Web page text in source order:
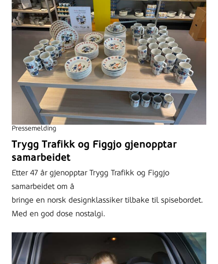
Pressemelding
Trygg Trafikk og Figgjo gjenopptar
samarbeidet
Etter 47 år gjenopptar Trygg Trafikk og Figgjo
samarbeidet om å
bringe en norsk designklassiker tilbake til spisebordet.
Med en god dose nostalgi.